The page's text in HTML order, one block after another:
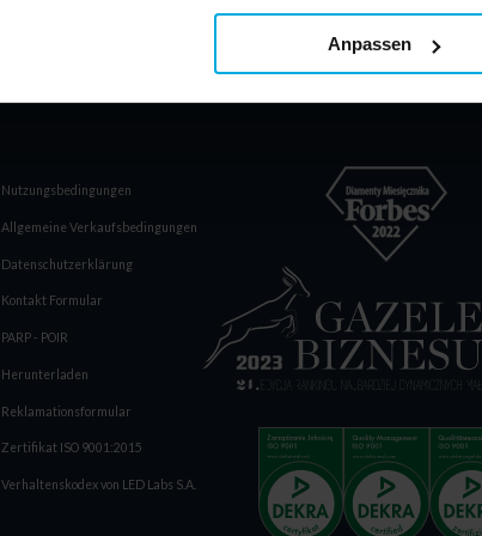
Anpassen
Nutzungsbedingungen
Allgemeine Verkaufsbedingungen
Datenschutzerklärung
Kontakt Formular
PARP - POIR
Herunterladen
Reklamationsformular
Zertifikat ISO 9001:2015
Verhaltenskodex von LED Labs S.A.